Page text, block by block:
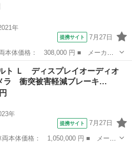
年
提携サイト 7月27日
ルト ■ グレード名： Ｌ ＣＤ ラ
トップ 横滑り防止機能機能 オート
ト Ｌ ディスプレイオーディオ
ラ 衝突被害軽減ブレーキ…
年
提携サイト 7月27日